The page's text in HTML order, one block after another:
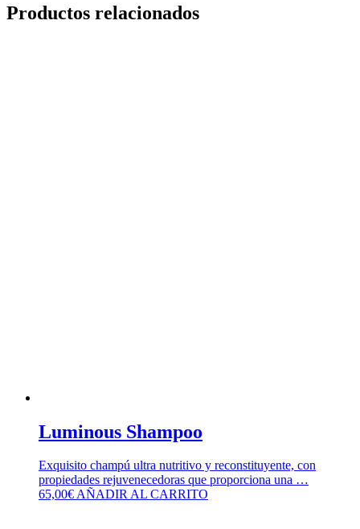
Productos relacionados
Luminous Shampoo
Exquisito champú ultra nutritivo y reconstituyente, con
propiedades rejuvenecedoras que proporciona una …
65,00€AÑADIR AL CARRITO